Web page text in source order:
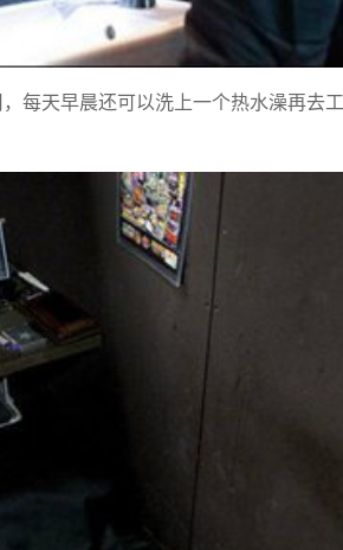
每天早晨还可以洗上一个热水澡再去